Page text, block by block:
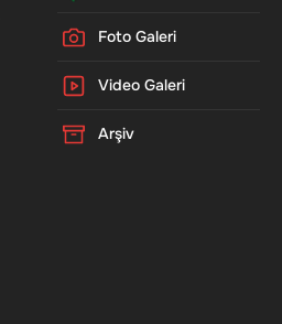
Foto Galeri
Video Galeri
Arşiv